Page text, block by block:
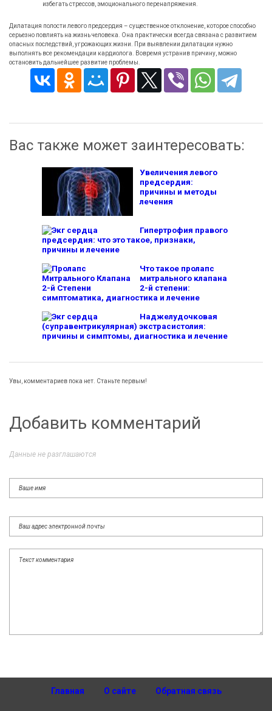
избегать стрессов, эмоционального перенапряжения.
Дилатация полости левого предсердия – существенное отклонение, которое способно
серьезно повлиять на жизнь человека. Она практически всегда связана с развитием
опасных последствий, угрожающих жизни. При выявлении дилатации нужно
выполнять все рекомендации кардиолога. Вовремя устранив причину, можно
остановить дальнейшее развитие проблемы.
Вас также может заинтересовать:
Увеличения левого
предсердия:
причины и методы
лечения
Гипертрофия правого
предсердия: что это такое, признаки,
причины и лечение
Что такое пролапс
митрального клапана
2-й степени:
симптоматика, диагностика и лечение
Наджелудочковая
(суправентрикулярная) экстрасистолия:
причины и симптомы, диагностика и лечение
Увы, комментариев пока нет. Станьте первым!
Добавить комментарий
Данные не разглашаются
Главная О сайте Обратная связь